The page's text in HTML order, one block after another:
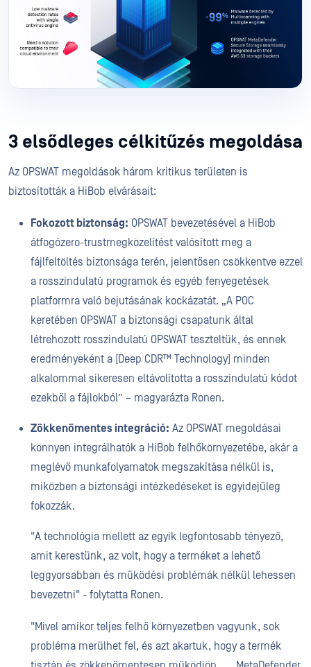
3 elsődleges célkitűzés megoldása
Az OPSWAT megoldások három kritikus területen is
biztosították a HiBob elvárásait:
Fokozott biztonság: OPSWAT bevezetésével a HiBob
átfogózero-trustmegközelítést valósított meg a
fájlfeltöltés biztonsága terén, jelentősen csökkentve ezzel
a rosszindulatú programok és egyéb fenyegetések
platformra való bejutásának kockázatát. „A POC
keretében OPSWAT a biztonsági csapatunk által
létrehozott rosszindulatú OPSWAT teszteltük, és ennek
eredményeként a [Deep CDR™ Technology] minden
alkalommal sikeresen eltávolította a rosszindulatú kódot
ezekből a fájlokból” – magyarázta Ronen.
Zökkenőmentes integráció: Az OPSWAT megoldásai
könnyen integrálhatók a HiBob felhőkörnyezetébe, akár a
meglévő munkafolyamatok megszakítása nélkül is,
miközben a biztonsági intézkedéseket is egyidejűleg
fokozzák.
"A technológia mellett az egyik legfontosabb tényező,
amit kerestünk, az volt, hogy a terméket a lehető
leggyorsabban és működési problémák nélkül lehessen
bevezetni" - folytatta Ronen.
"Mivel amikor teljes felhő környezetben vagyunk, sok
probléma merülhet fel, és azt akartuk, hogy a termék